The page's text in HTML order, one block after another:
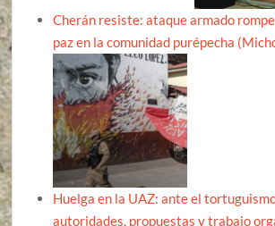
Cherán resiste: ataque armado
paz en la comunidad purépecha
Huelga en la UAZ: ante el
autoridades, propuestas y trabajo